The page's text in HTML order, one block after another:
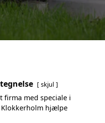
skjul
firma med speciale i
hjælpe